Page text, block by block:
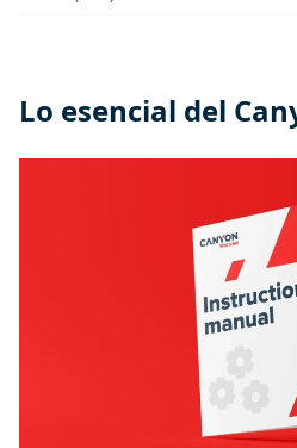
Lo esencial del